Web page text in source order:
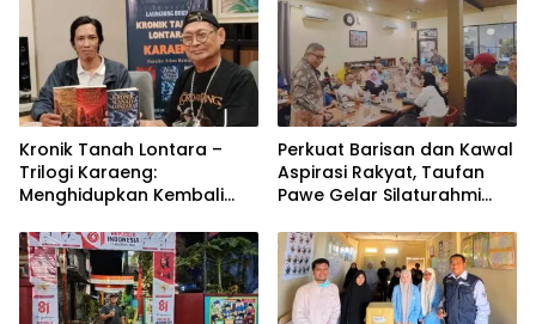
Kronik Tanah Lontara –
Trilogi Karaeng:
Menghidupkan Kembali
Tanah Makassar Melalui
Sastra
Perkuat Barisan dan Kawal
Aspirasi Rakyat, Taufan
Pawe Gelar Silaturahmi
Parepare